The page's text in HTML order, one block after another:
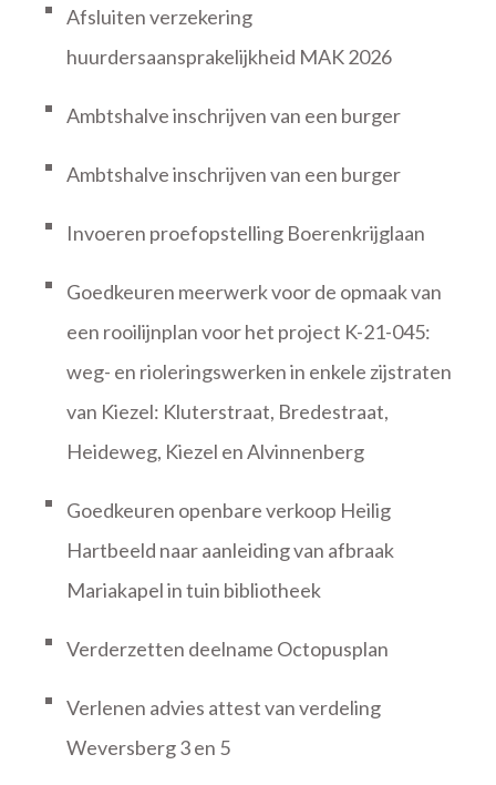
Afsluiten verzekering
huurdersaansprakelijkheid MAK 2026
Ambtshalve inschrijven van een burger
Ambtshalve inschrijven van een burger
Invoeren proefopstelling Boerenkrijglaan
Goedkeuren meerwerk voor de opmaak van
een rooilijnplan voor het project K-21-045:
weg- en rioleringswerken in enkele zijstraten
van Kiezel: Kluterstraat, Bredestraat,
Heideweg, Kiezel en Alvinnenberg
Goedkeuren openbare verkoop Heilig
Hartbeeld naar aanleiding van afbraak
Mariakapel in tuin bibliotheek
Verderzetten deelname Octopusplan
Verlenen advies attest van verdeling
Weversberg 3 en 5